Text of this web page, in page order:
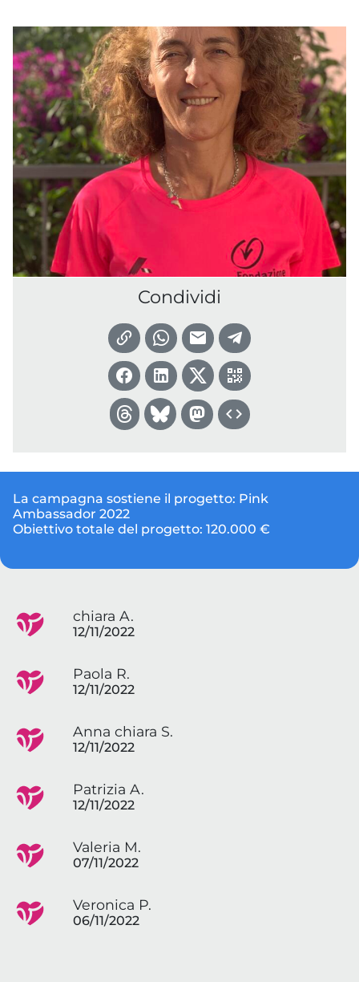
Condividi
La campagna sostiene il progetto: Pink
Ambassador 2022
Obiettivo totale del progetto: 120.000 €
chiara A.
12/11/2022
Paola R.
12/11/2022
Anna chiara S.
12/11/2022
Patrizia A.
12/11/2022
Valeria M.
07/11/2022
Veronica P.
06/11/2022